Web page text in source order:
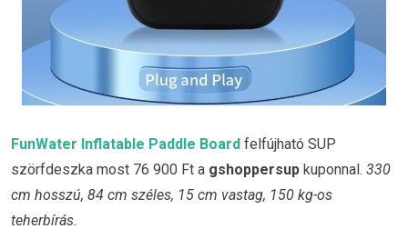
FunWater Inflatable Paddle Board felfújható SUP
szörfdeszka most 76 900 Ft a gshoppersup kuponnal. 330
cm hosszú, 84 cm széles, 15 cm vastag, 150 kg-os
teherbírás.